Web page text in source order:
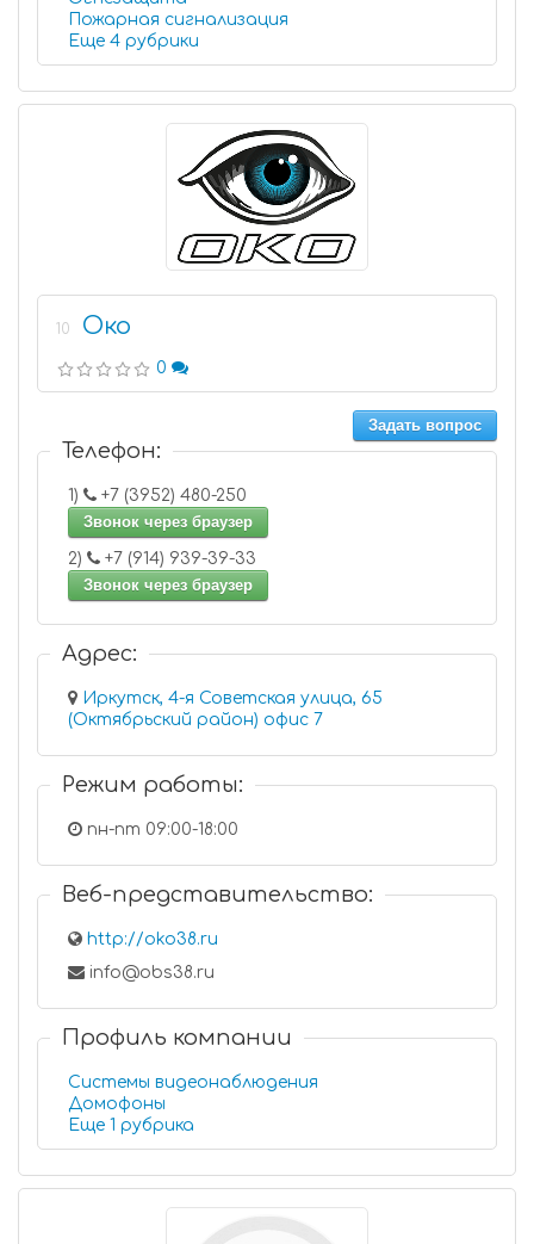
Пожарная сигнализация
Еще 4 рубрики
10 Око
0
Задать вопрос
Телефон:
1)
+7 (3952) 480-250
Звонок через браузер
2)
+7 (914) 939-39-33
Звонок через браузер
Адрес:
Иркутск, 4-я Советская улица, 65
(Октябрьский район) офис 7
Режим работы:
пн-пт 09:00-18:00
Веб-представительство:
http://oko38.ru
info@obs38.ru
Профиль компании
Системы видеонаблюдения
Домофоны
Еще 1 рубрика